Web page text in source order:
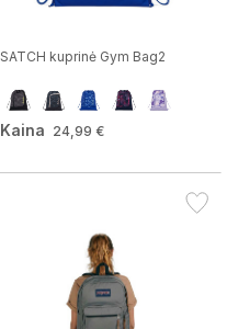
SATCH kuprinė Gym Bag2
Kaina 24,99 €